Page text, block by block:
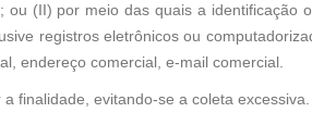
(II) por meio das quais a identificação
registros eletrônicos ou
endereço comercial, e-mail comercial.
finalidade, evitando-se a coleta excessiva.